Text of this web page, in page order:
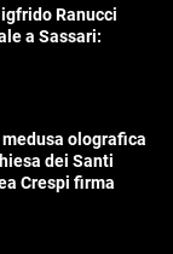
Ranucci
a Sassari:
olografica
dei Santi
Crespi firma